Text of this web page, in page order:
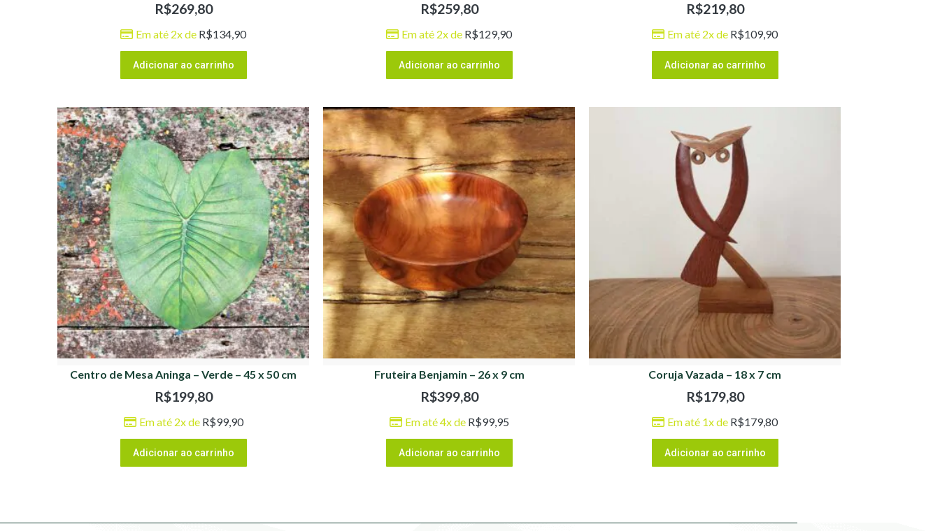
R$269,80
Em até 2x de R$134,90
Adicionar ao carrinho
R$259,80
Em até 2x de R$129,90
Adicionar ao carrinho
R$219,80
Em até 2x de R$109,90
Adicionar ao carrinho
Centro de Mesa Aninga – Verde – 45 x 50 cm
R$199,80
Em até 2x de R$99,90
Adicionar ao carrinho
Fruteira Benjamin – 26 x 9 cm
R$399,80
Em até 4x de R$99,95
Adicionar ao carrinho
Coruja Vazada – 18 x 7 cm
R$179,80
Em até 1x de R$179,80
Adicionar ao carrinho